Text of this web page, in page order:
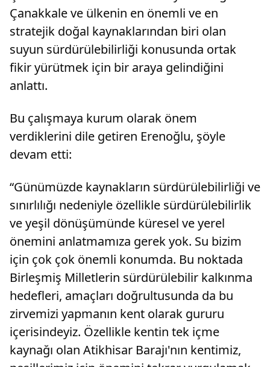
Çanakkale ve ülkenin en önemli ve en
stratejik doğal kaynaklarından biri olan
suyun sürdürülebilirliği konusunda ortak
fikir yürütmek için bir araya gelindiğini
anlattı.
Bu çalışmaya kurum olarak önem
verdiklerini dile getiren Erenoğlu, şöyle
devam etti:
“Günümüzde kaynakların sürdürülebilirliği ve
sınırlılığı nedeniyle özellikle sürdürülebilirlik
ve yeşil dönüşümünde küresel ve yerel
önemini anlatmamıza gerek yok. Su bizim
için çok çok önemli konumda. Bu noktada
Birleşmiş Milletlerin sürdürülebilir kalkınma
hedefleri, amaçları doğrultusunda da bu
zirvemizi yapmanın kent olarak gururu
içerisindeyiz. Özellikle kentin tek içme
kaynağı olan Atikhisar Barajı'nın kentimiz,